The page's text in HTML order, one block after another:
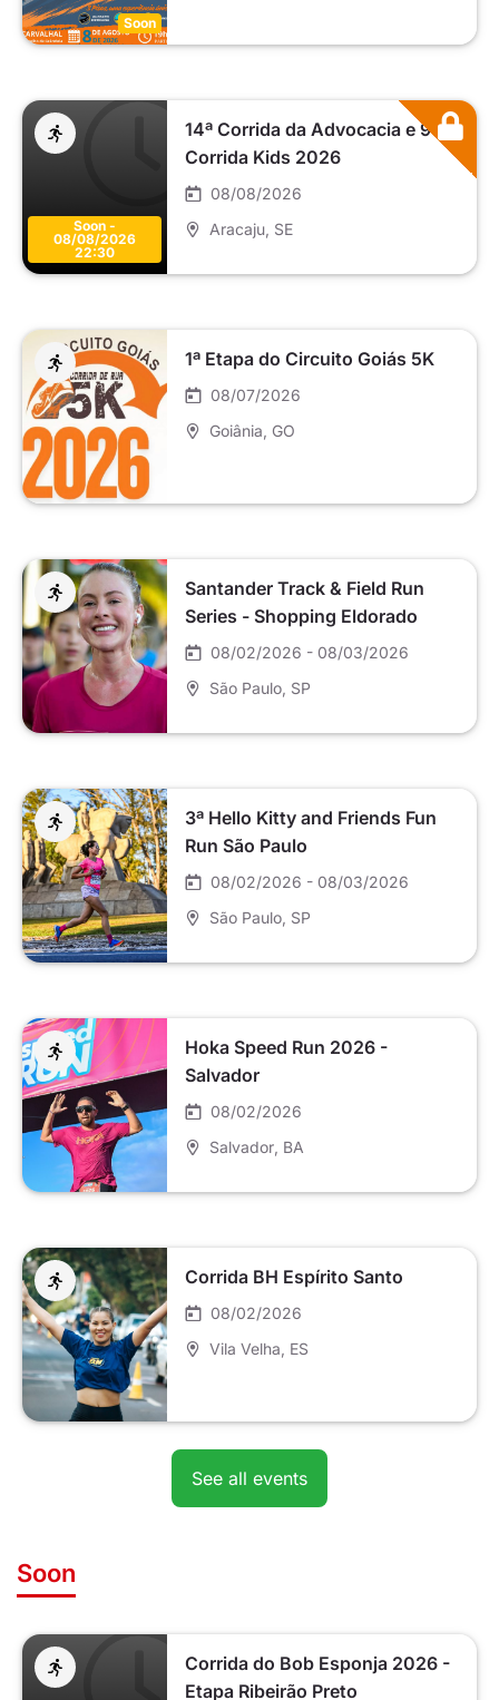
Soon
Soon -
08/08/2026
22:30
14ª Corrida da Advocacia e 9ª
Corrida Kids 2026
08/08/2026
Aracaju , SE
1ª Etapa do Circuito Goiás 5K
08/07/2026
Goiânia , GO
Santander Track & Field Run
Series - Shopping Eldorado
08/02/2026 - 08/03/2026
São Paulo , SP
3ª Hello Kitty and Friends Fun
Run São Paulo
08/02/2026 - 08/03/2026
São Paulo , SP
Hoka Speed Run 2026 -
Salvador
08/02/2026
Salvador , BA
Corrida BH Espírito Santo
08/02/2026
Vila Velha , ES
See all events
Soon
Corrida do Bob Esponja 2026 -
Etapa Ribeirão Preto